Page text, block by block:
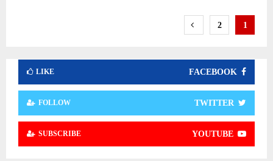
تعدد
المقالات
1
2
FACEBOOK
LIKE
TWITTER
FOLLOW
YOUTUBE
SUBSCRIBE